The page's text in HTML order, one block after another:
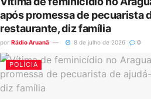
após promessa de pecuarista
restaurante, diz família
por Rádio Aruanã 8 de julho de 2026 0
POLÍCIA